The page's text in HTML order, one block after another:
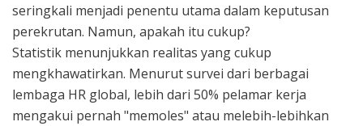
seringkali menjadi penentu utama dalam keputusan
perekrutan. Namun, apakah itu cukup?
Statistik menunjukkan realitas yang cukup
mengkhawatirkan. Menurut survei dari berbagai
lembaga HR global, lebih dari 50% pelamar kerja
mengakui pernah "memoles" atau melebih-lebihkan